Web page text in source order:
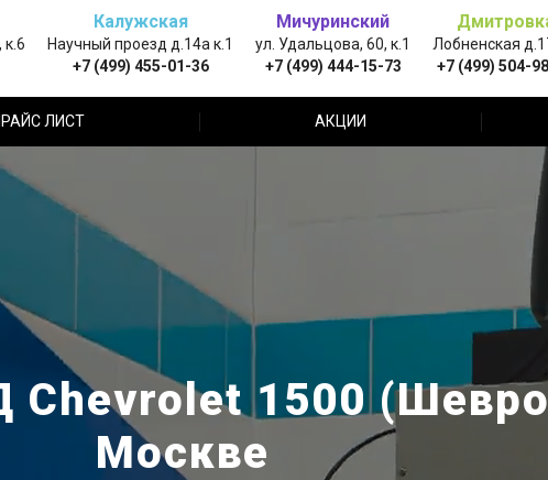
к.6
Калужская
Научный проезд д.14а к.1
+7 (499) 455-01-36
Мичуринский
ул. Удальцова, 60, к.1
+7 (499) 444-15-73
Лобненская
+7 (499) 504-
ЛИСТ АКЦИИ
Chevrolet 1500
Москве